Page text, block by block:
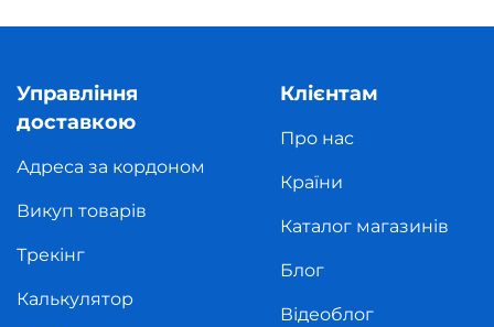
Управління
доставкою
Адреса за кордоном
Викуп товарів
Трекінг
Калькулятор
Клієнтам
Про нас
Країни
Каталог магазинів
Блог
Відеоблог